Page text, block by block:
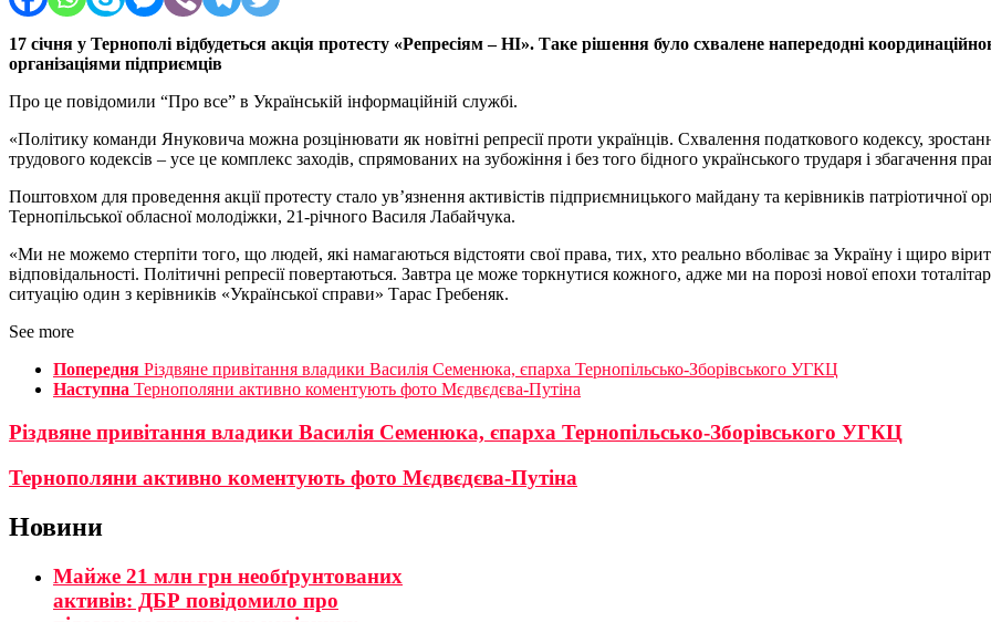
17 січня у Тернополі відбудеться акція протесту «Репресіям – НІ». Таке рішення було схвалене напередодні
організаціями підприємців
Про це повідомили “Про все” в Українській інформаційній службі.
«Політику команди Януковича можна розцінювати як новітні репресії проти українців. Схвалення податкового кодексу,
трудового кодексів – усе це комплекс заходів, спрямованих на зубожіння і без того бідного українського трударя і збагачення
Поштовхом для проведення акції протесту стало ув’язнення активістів підприємницького майдану та керівників патріотичної
Тернопільської обласної молодіжки, 21-річного Василя Лабайчука.
«Ми не можемо стерпіти того, що людей, які намагаються відстояти свої права, тих, хто реально вболіває за Україну і щиро
відповідальності. Політичні репресії повертаються. Завтра це може торкнутися кожного, адже ми на порозі нової епохи
ситуацію один з керівників «Української справи» Тарас Гребеняк.
See more
Попередня Різдвяне привітання владики Василія Семенюка, єпарха Тернопільсько-Зборівського УГКЦ
Наступна Тернополяни активно коментують фото Мєдвєдєва-Путіна
Різдвяне привітання владики Василія Семенюка, єпарха Тернопільсько-Зборівського УГКЦ
Тернополяни активно коментують фото Мєдвєдєва-Путіна
Новини
Майже 21 млн грн необґрунтованих
активів: ДБР повідомило про